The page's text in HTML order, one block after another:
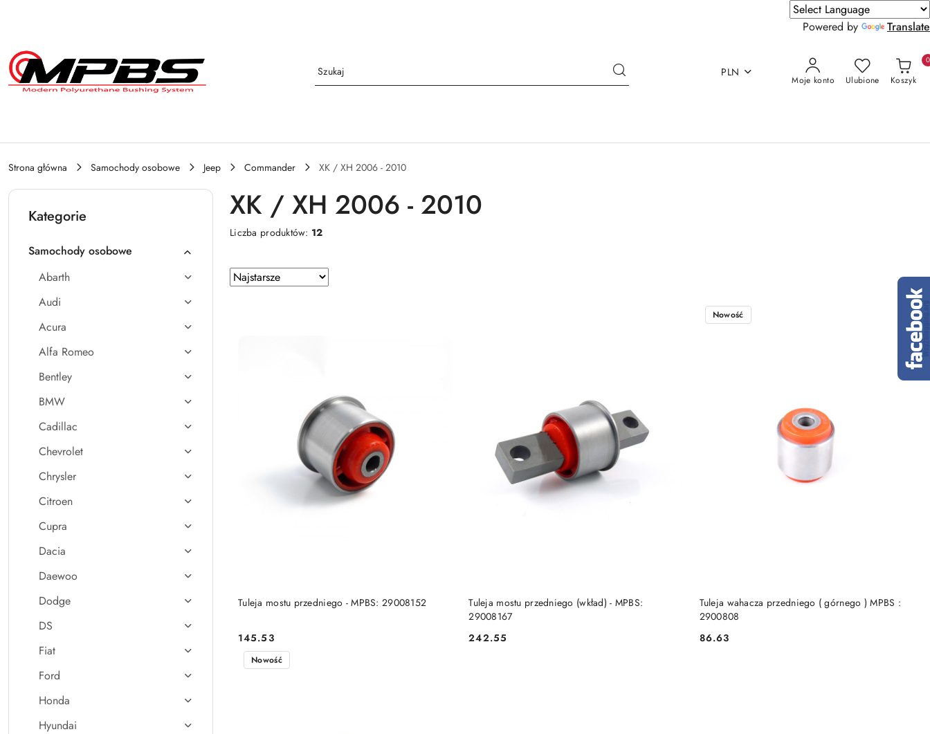
Powered by
Translate
Przejdź do treści głównej
Przejdź do wyszukiwarki
Przejdź do moje konto
Przejdź do menu głównego
Przejdź do stopki
PLN
Moje konto Ulubione Koszyk
0
Strona główna Samochody osobowe Jeep Commander XK / XH 2006 - 2010
Kategorie
Samochody osobowe
Abarth
Audi
Acura
Alfa Romeo
Bentley
BMW
Cadillac
Chevrolet
Chrysler
Citroen
Cupra
Dacia
Daewoo
Dodge
DS
Fiat
Ford
Honda
Hyundai
XK / XH 2006 - 2010
Liczba produktów: 12
Zastosowano
sortowanie:
Sortuj
według
Tuleja mostu przedniego - MPBS: 29008152
Cena:
145.53
DO KOSZYKA
Tuleja mostu przedniego (wkład) - MPBS:
29008167
Cena:
242.55
DO KOSZYKA
Tuleja wahacza przedniego ( górnego ) MPBS :
2900808
Cena:
86.63
Nowość
DO KOSZYKA
Nowość